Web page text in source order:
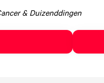
& Duizenddingen